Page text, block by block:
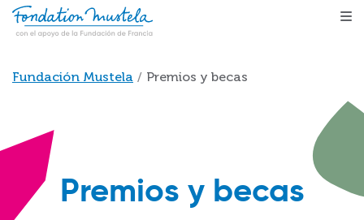
Pasar al contenido principal
Sobrescribir enlaces de ayuda a la navegación
Fundación Mustela Premios y becas
Premios y becas